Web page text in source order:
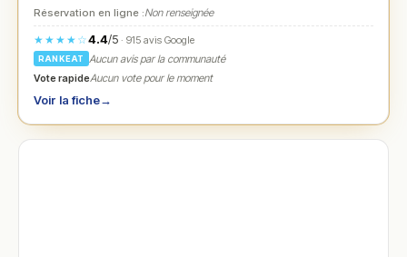
Réservation en ligne :Non renseignée
★★★★☆4.4/5· 915 avis Google
RANKEAT
Aucun avis par la communauté
Vote rapideAucun vote pour le moment
Voir la fiche→